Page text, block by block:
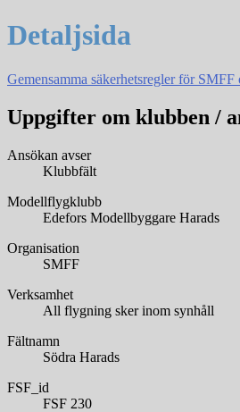
Detaljsida
Gemensamma säkerhetsregler för
Uppgifter om klubben /
Ansökan avser
Klubbfält
Modellflygklubb
Edefors Modellbyggare Harads
Organisation
SMFF
Verksamhet
All flygning sker inom synhåll
Fältnamn
Södra Harads
FSF_id
FSF 230